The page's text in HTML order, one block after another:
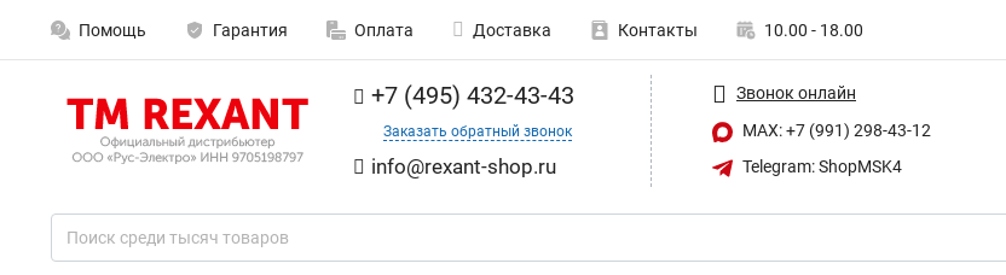
Помощь Гарантия Оплата Доставка Контакты 10.00 - 18.00
+7 (495) 432-43-43
Заказать обратный звонок
info@rexant-shop.ru
Звонок онлайн
MAX: +7 (991) 298-43-12
Telegram: ShopMSK4